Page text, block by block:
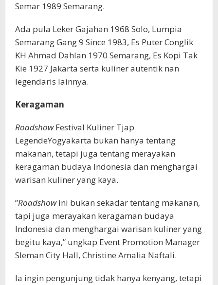
Semar 1989 Semarang.
Ada pula Leker Gajahan 1968 Solo, Lumpia
Semarang Gang 9 Since 1983, Es Puter Conglik
KH Ahmad Dahlan 1970 Semarang, Es Kopi Tak
Kie 1927 Jakarta serta kuliner autentik nan
legendaris lainnya.
Keragaman
RoadshowFestival Kuliner Tjap
LegendeYogyakarta bukan hanya tentang
makanan, tetapi juga tentang merayakan
keragaman budaya Indonesia dan menghargai
warisan kuliner yang kaya.
”Roadshowini bukan sekadar tentang makanan,
tapi juga merayakan keragaman budaya
Indonesia dan menghargai warisan kuliner yang
begitu kaya,” ungkap Event Promotion Manager
Sleman City Hall, Christine Amalia Naftali.
Ia ingin pengunjung tidak hanya kenyang, tetapi